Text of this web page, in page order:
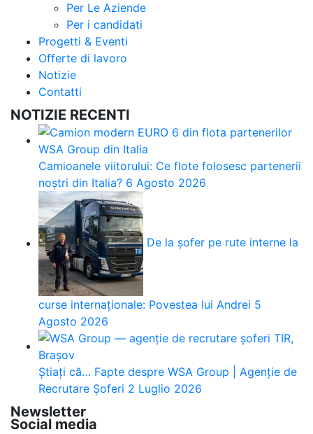
Per Le Aziende
Per i candidati
Progetti & Eventi
Offerte di lavoro
Notizie
Contatti
NOTIZIE RECENTI
Camioanele viitorului: Ce flote folosesc partenerii
noștri din Italia? 6 Agosto 2026
De la șofer pe rute interne la
curse internaționale: Povestea lui Andrei 5
Agosto 2026
Știați că… Fapte despre WSA Group | Agenție de
Recrutare Șoferi 2 Luglio 2026
Newsletter
Social media